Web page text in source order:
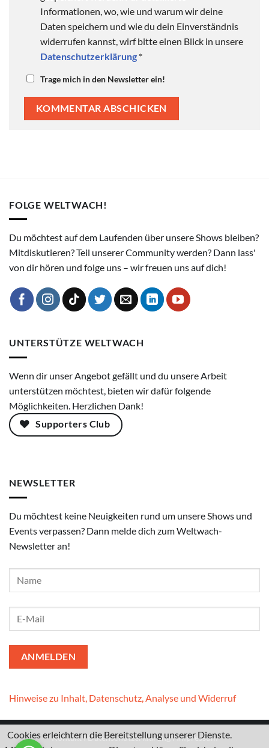
Informationen, wo, wie und warum wir deine
Daten speichern und wie du dein Einverständnis
widerrufen kannst, wirf bitte einen Blick in unsere
Datenschutzerklärung *
Trage mich in den Newsletter ein!
FOLGE WELTWACH!
Du möchtest auf dem Laufenden über unsere Shows bleiben?
Mitdiskutieren? Teil unserer Community werden? Dann lass'
von dir hören und folge uns – wir freuen uns auf dich!
UNTERSTÜTZE WELTWACH
Wenn dir unser Angebot gefällt und du unsere Arbeit
unterstützen möchtest, bieten wir dafür folgende
Möglichkeiten. Herzlichen Dank!
Supporters Club
NEWSLETTER
Du möchtest keine Neuigkeiten rund um unsere Shows und
Events verpassen? Dann melde dich zum Weltwach-
Newsletter an!
Hinweise zu Inhalt, Datenschutz, Analyse und Widerruf
KontaktI DatenschutzerklärungIImpressum
Cookies erleichtern die Bereitstellung unserer Dienste.